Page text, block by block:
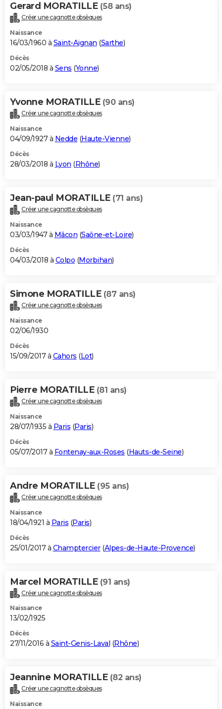
Gerard MORATILLE (58 ans)
Créer une cagnotte obsèques
Naissance
16/03/1960 à Saint-Aignan (Sarthe)
Décès
02/05/2018 à Sens (Yonne)
Yvonne MORATILLE (90 ans)
Créer une cagnotte obsèques
Naissance
04/09/1927 à Nedde (Haute-Vienne)
Décès
28/03/2018 à Lyon (Rhône)
Jean-paul MORATILLE (71 ans)
Créer une cagnotte obsèques
Naissance
03/03/1947 à Mâcon (Saône-et-Loire)
Décès
04/03/2018 à Colpo (Morbihan)
Simone MORATILLE (87 ans)
Créer une cagnotte obsèques
Naissance
02/06/1930
Décès
15/09/2017 à Cahors (Lot)
Pierre MORATILLE (81 ans)
Créer une cagnotte obsèques
Naissance
28/07/1935 à Paris (Paris)
Décès
05/07/2017 à Fontenay-aux-Roses (Hauts-de-Seine)
Andre MORATILLE (95 ans)
Créer une cagnotte obsèques
Naissance
18/04/1921 à Paris (Paris)
Décès
25/01/2017 à Champtercier(Alpes-de-Haute-Provence)
Marcel MORATILLE (91 ans)
Créer une cagnotte obsèques
Naissance
13/02/1925
Décès
27/11/2016 à Saint-Genis-Laval (Rhône)
Jeannine MORATILLE (82 ans)
Créer une cagnotte obsèques
Naissance